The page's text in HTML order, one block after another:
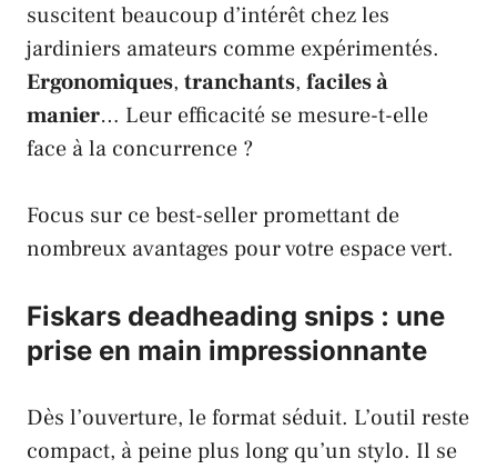
suscitent beaucoup d’intérêt chez les
jardiniers amateurs comme expérimentés.
Ergonomiques, tranchants, faciles à
manier… Leur efficacité se mesure-t-elle
face à la concurrence ?
Focus sur ce best-seller promettant de
nombreux avantages pour votre espace vert.
Fiskars deadheading snips : une
prise en main impressionnante
Dès l’ouverture, le format séduit. L’outil reste
compact, à peine plus long qu’un stylo. Il se